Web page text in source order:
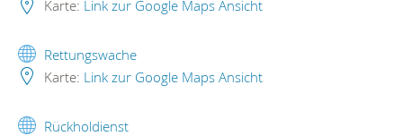
Karte: Link zur Google Maps Ansicht
Rettungswache
Karte: Link zur Google Maps Ansicht
Rückholdienst